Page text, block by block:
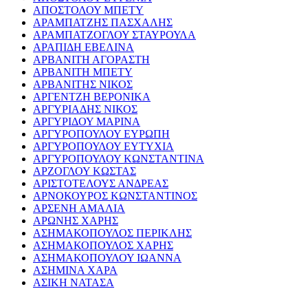
ΑΠΟΣΤΟΛΟΥ ΜΠΕΤΥ
ΑΡΑΜΠΑΤΖΗΣ ΠΑΣΧΑΛΗΣ
ΑΡΑΜΠΑΤΖΟΓΛΟΥ ΣΤΑΥΡΟΥΛΑ
ΑΡΑΠΙΔΗ ΕΒΕΛΙΝΑ
ΑΡΒΑΝΙΤΗ ΑΓΟΡΑΣΤΗ
ΑΡΒΑΝΙΤΗ ΜΠΕΤΥ
ΑΡΒΑΝΙΤΗΣ ΝΙΚΟΣ
ΑΡΓΕΝΤΖΗ ΒΕΡΟΝΙΚΑ
ΑΡΓΥΡΙΑΔΗΣ ΝΙΚΟΣ
ΑΡΓΥΡΙΔΟΥ ΜΑΡΙΝΑ
ΑΡΓΥΡΟΠΟΥΛΟΥ ΕΥΡΩΠΗ
ΑΡΓΥΡΟΠΟΥΛΟΥ ΕΥΤΥΧΙΑ
ΑΡΓΥΡΟΠΟΥΛΟΥ ΚΩΝΣΤΑΝΤΙΝΑ
ΑΡΖΟΓΛΟΥ ΚΩΣΤΑΣ
ΑΡΙΣΤΟΤΕΛΟΥΣ ΑΝΔΡΕΑΣ
ΑΡΝΟΚΟΥΡΟΣ ΚΩΝΣΤΑΝΤΙΝΟΣ
ΑΡΣΕΝΗ ΑΜΑΛΙΑ
ΑΡΩΝΗΣ ΧΑΡΗΣ
ΑΣΗΜΑΚΟΠΟΥΛΟΣ ΠΕΡΙΚΛΗΣ
ΑΣΗΜΑΚΟΠΟΥΛΟΣ ΧΑΡΗΣ
ΑΣΗΜΑΚΟΠΟΥΛΟΥ ΙΩΑΝΝΑ
ΑΣΗΜΙΝΑ ΧΑΡΑ
ΑΣΙΚΗ ΝΑΤΑΣΑ